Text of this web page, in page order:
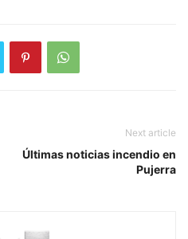
Next article
Últimas noticias incendio en
Pujerra